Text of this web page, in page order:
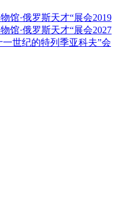
馆·俄罗斯天才“展会2019
馆·俄罗斯天才“展会2027
一世纪的特列季亚科夫”会